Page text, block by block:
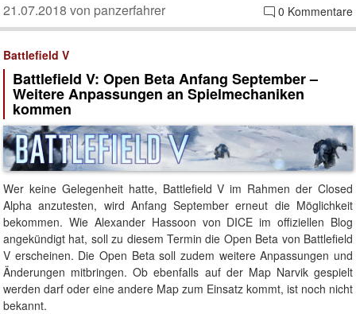
0 Kommentare
21.07.2018 von panzerfahrer
Battlefield V
Battlefield V: Open Beta Anfang September –
Weitere Anpassungen an Spielmechaniken
kommen
Wer keine Gelegenheit hatte, Battlefield V im Rahmen der Closed
Alpha anzutesten, wird Anfang September erneut die Möglichkeit
bekommen. Wie Alexander Hassoon von DICE im offiziellen Blog
angekündigt hat, soll zu diesem Termin die Open Beta von Battlefield
V erscheinen. Die Open Beta soll zudem weitere Anpassungen und
Änderungen mitbringen. Ob ebenfalls auf der Map Narvik gespielt
werden darf oder eine andere Map zum Einsatz kommt, ist noch nicht
bekannt.